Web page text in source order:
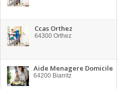
Ccas Orthez
64300 Orthez
Aide Menagere Domicile
64200 Biarritz